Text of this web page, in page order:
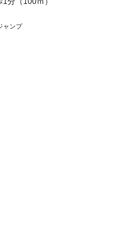
ャンプ